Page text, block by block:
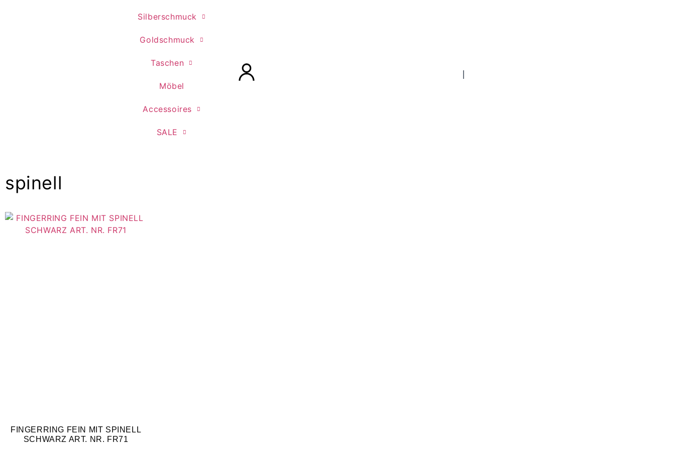
Silberschmuck
Goldschmuck
Taschen
Möbel
Accessoires
SALE
spinell
FINGERRING FEIN MIT SPINELL
SCHWARZ ART. NR. FR71